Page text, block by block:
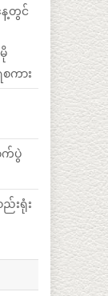
ေ့တွင်
ကား
က်ပွဲ
းရုံး